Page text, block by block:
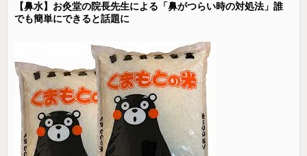
【鼻水】お灸堂の院長先生による「鼻がつらい時の対処法」誰
でも簡単にできると話題に